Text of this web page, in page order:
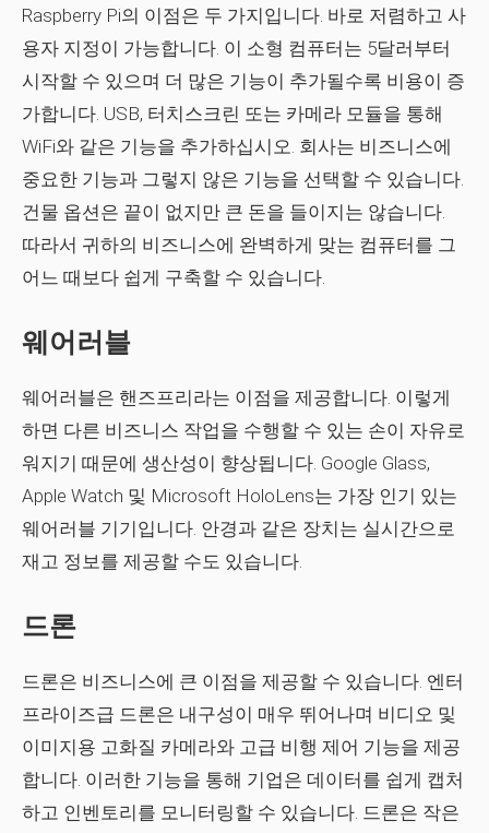
Raspberry Pi의 이점은 두 가지입니다. 바로 저렴하고 사
용자 지정이 가능합니다. 이 소형 컴퓨터는 5달러부터
시작할 수 있으며 더 많은 기능이 추가될수록 비용이 증
가합니다. USB, 터치스크린 또는 카메라 모듈을 통해
WiFi와 같은 기능을 추가하십시오. 회사는 비즈니스에
중요한 기능과 그렇지 않은 기능을 선택할 수 있습니다.
건물 옵션은 끝이 없지만 큰 돈을 들이지는 않습니다.
따라서 귀하의 비즈니스에 완벽하게 맞는 컴퓨터를 그
어느 때보다 쉽게 ​​구축할 수 있습니다.
웨어러블
웨어러블은 핸즈프리라는 이점을 제공합니다. 이렇게
하면 다른 비즈니스 작업을 수행할 수 있는 손이 자유로
워지기 때문에 생산성이 향상됩니다. Google Glass,
Apple Watch 및 Microsoft HoloLens는 가장 인기 있는
웨어러블 기기입니다. 안경과 같은 장치는 실시간으로
재고 정보를 제공할 수도 있습니다.
드론
드론은 비즈니스에 큰 이점을 제공할 수 있습니다. 엔터
프라이즈급 드론은 내구성이 매우 뛰어나며 비디오 및
이미지용 고화질 카메라와 고급 비행 제어 기능을 제공
합니다. 이러한 기능을 통해 기업은 데이터를 쉽게 캡처
하고 인벤토리를 모니터링할 수 있습니다. 드론은 작은